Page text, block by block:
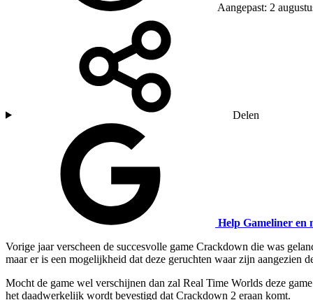
Aangepast: 2
Delen
Help Gameliner en
Vorige jaar verscheen de succesvolle game Crackdown die was
maar er is een mogelijkheid dat deze geruchten waar zijn aangezien
Mocht de game wel verschijnen dan zal Real Time Worlds deze
het daadwerkelijk wordt bevestigd dat Crackdown 2 eraan komt.